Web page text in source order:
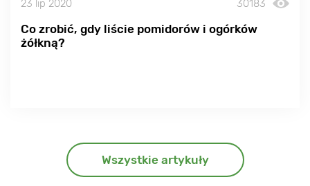
23 lip 2020 30183
Co zrobić, gdy liście pomidorów i ogórków
żółkną?
Wszystkie artykuły